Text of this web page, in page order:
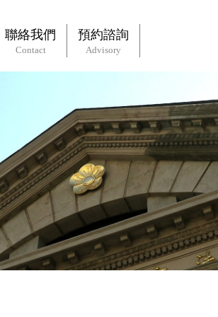
聯絡我們
Contact
預約諮詢
Advisory